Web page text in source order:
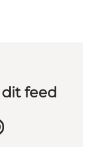
feed